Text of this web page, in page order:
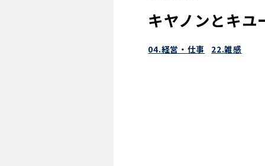
キヤノンとキユ
04.経営・仕事 22.雑感